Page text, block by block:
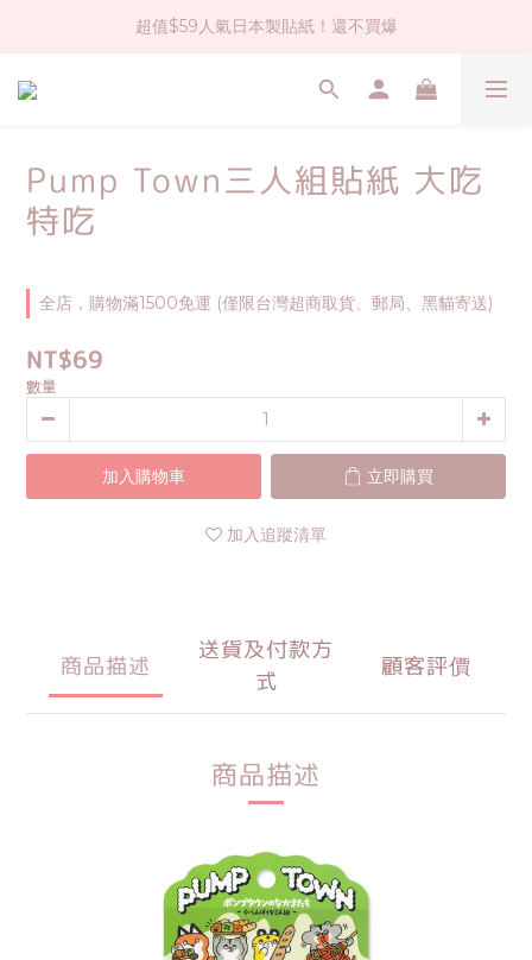
社群大人氣！各種有趣的打洞器
超值$59人氣日本製貼紙！還不買爆
全店$1500免運(台灣地區)
Pump Town三人組貼紙 大吃
特吃
全店，購物滿1500免運 (僅限台灣超商取貨、郵局、黑貓寄送)
NT$69
數量
加入購物車 立即購買
加入追蹤清單
商品描述
送貨及付款方
式
顧客評價
商品描述